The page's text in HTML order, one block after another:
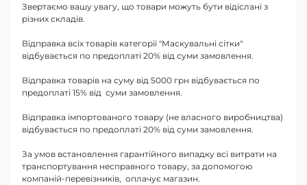
Звертаємо вашу увагу, що товари можуть бути відіслані з
різних складів.
Відправка всіх товарів категорії "Маскувальні сітки"
відбувається по предоплаті 20% від суми замовлення.
Відправка товарів на суму від 5000 грн відбувається по
предоплаті 15% від суми замовлення.
Відправка імпортованого товару (не власного виробництва)
відбувається по предоплаті 20% від суми замовлення.
За умов встановлення гарантійного випадку всі витрати на
транспортування несправного товару, за допомогою
компаній-перевізників, оплачує магазин.